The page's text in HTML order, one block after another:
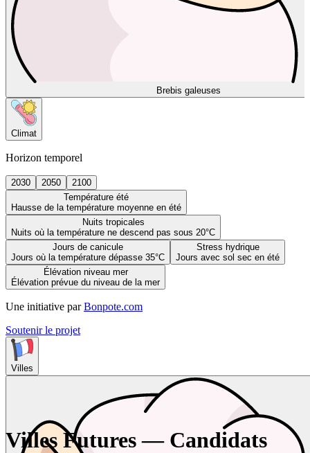
Brebis galeuses
Climat
Horizon temporel
2030 2050
2100
Température été
Hausse de la température moyenne en été
Nuits tropicales
Nuits où la température ne descend pas sous 20°C
Jours de canicule
Jours où la température dépasse 35°C
Stress hydrique
Jours avec sol sec en été
Élévation niveau mer
Élévation prévue du niveau de la mer
Une initiative par Bonpote.com
Soutenir le projet
Villes
Villes Futures — Candidats